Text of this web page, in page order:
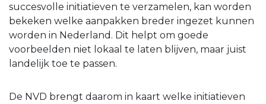
succesvolle initiatieven te verzamelen, kan worden
bekeken welke aanpakken breder ingezet kunnen
worden in Nederland. Dit helpt om goede
voorbeelden niet lokaal te laten blijven, maar juist
landelijk toe te passen.
De NVD brengt daarom in kaart welke initiatieven